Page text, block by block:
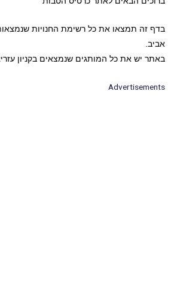
בדף זה תמצאו את כל רשימת החנויות שנמצאות
אביב.
באתר יש את כל המותגים שנמצאים בקניון
Advertisements